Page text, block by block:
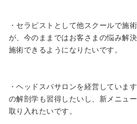
・セラピストとして他スクールで施
が、今のままではお客さまの悩み解
施術できるようになりたいです。
・ヘッドスパサロンを経営していま
の解剖学も習得したいし、新メニュ
取り入れたいです。